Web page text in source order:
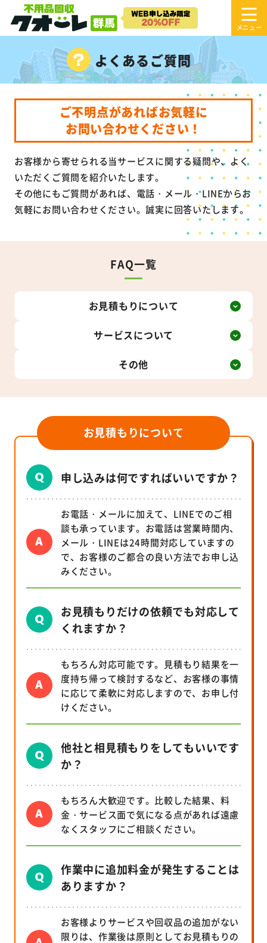
よくあるご質問
ご不明点があればお気軽に
お問い合わせください！
お客様から寄せられる当サービスに関する疑問や、よく
いただくご質問を紹介いたします。
その他にもご質問があれば、電話・メール・LINEからお
気軽にお問い合わせください。誠実に回答いたします。
FAQ一覧
お見積もりについて
サービスについて
その他
お見積もりについて
申し込みは何ですればいいですか？
お電話・メールに加えて、LINEでのご相
談も承っています。お電話は営業時間内、
メール・LINEは24時間対応していますの
で、お客様のご都合の良い方法でお申し込
みください。
お見積もりだけの依頼でも対応して
くれますか？
もちろん対応可能です。見積もり結果を一
度持ち帰って検討するなど、お客様の事情
に応じて柔軟に対応しますので、お申し付
けください。
他社と相見積もりをしてもいいです
か？
もちろん大歓迎です。比較した結果、料
金・サービス面で気になる点があれば遠慮
なくスタッフにご相談ください。
作業中に追加料金が発生することは
ありますか？
お客様よりサービスや回収品の追加がない
限りは、作業後は原則としてお見積もりの